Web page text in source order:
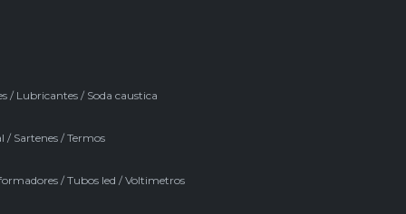
/ Lubricantes / Soda caustica
/ Sartenes /Termos
/Tubos led /Voltimetros